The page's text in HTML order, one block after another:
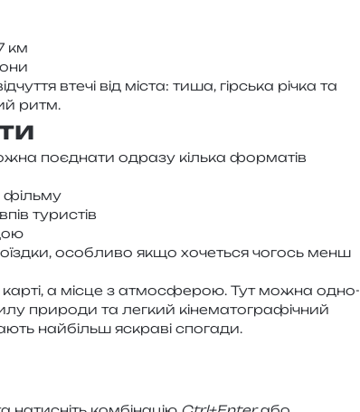
км
втечі від міста: тиша, гір­ська річка та
ритм.
поєд­на­ти одра­зу кіль­ка фор­ма­тів
фільму
туристів
осо­бли­во якщо хоче­ться чогось менш
а місце з атмо­сфе­рою. Тут можна одно­
при­ро­ди та лег­кий кіне­ма­то­гра­фі­чний
най­більш яскра­ві спогади.